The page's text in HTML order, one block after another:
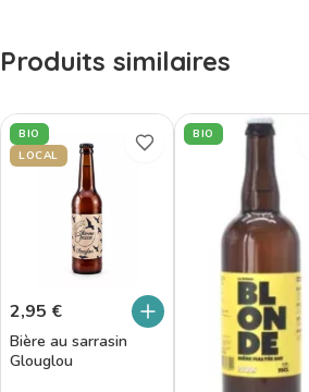
Produits similaires
BIO
LOCAL
2,95 €
Bière au sarrasin
Glouglou
BIO